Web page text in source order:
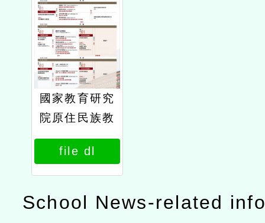
民族教育的未
來：傳承與創
新」公文國家
研究院
國家教育研究
院原住民族教
育研究中心辦
理114年原住
民族教育政策
研討會「原住
file dl
School News-related